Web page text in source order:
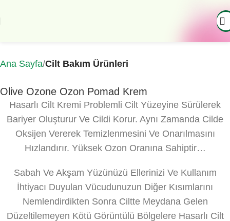
Ana Sayfa Cilt Bakım Ürünleri
Olive Ozone Ozon Pomad Krem
Hasarlı Cilt Kremi Problemli Cilt Yüzeyine Sürülerek
Bariyer Oluşturur Ve Cildi Korur. Aynı Zamanda Cilde
Oksijen Vererek Temizlenmesini Ve Onarılmasını
Hızlandırır. Yüksek Ozon Oranına Sahiptir…
Sabah Ve Akşam Yüzünüzü Ellerinizi Ve Kullanım
İhtiyacı Duyulan Vücudunuzun Diğer Kısımlarını
Nemlendirdikten Sonra Ciltte Meydana Gelen
Düzeltilemeyen Kötü Görüntülü Bölgelere Hasarlı Cilt